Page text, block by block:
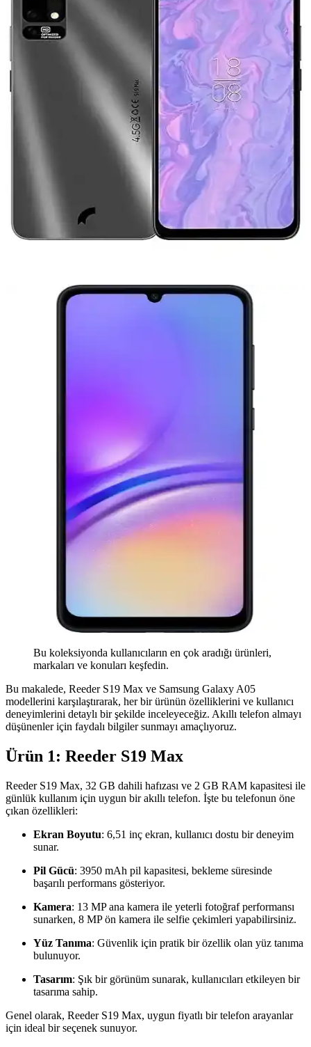
Bu koleksiyonda kullanıcıların en çok aradığı ürünleri,
markaları ve konuları keşfedin.
Bu makalede, Reeder S19 Max ve Samsung Galaxy A05
modellerini karşılaştırarak, her bir ürünün özelliklerini ve kullanıcı
deneyimlerini detaylı bir şekilde inceleyeceğiz. Akıllı telefon almayı
düşünenler için faydalı bilgiler sunmayı amaçlıyoruz.
Ürün 1: Reeder S19 Max
Reeder S19 Max, 32 GB dahili hafızası ve 2 GB RAM kapasitesi ile
günlük kullanım için uygun bir akıllı telefon. İşte bu telefonun öne
çıkan özellikleri:
Ekran Boyutu: 6,51 inç ekran, kullanıcı dostu bir deneyim
sunar.
Pil Gücü: 3950 mAh pil kapasitesi, bekleme süresinde
başarılı performans gösteriyor.
Kamera: 13 MP ana kamera ile yeterli fotoğraf performansı
sunarken, 8 MP ön kamera ile selfie çekimleri yapabilirsiniz.
Yüz Tanıma: Güvenlik için pratik bir özellik olan yüz tanıma
bulunuyor.
Tasarım: Şık bir görünüm sunarak, kullanıcıları etkileyen bir
tasarıma sahip.
Genel olarak, Reeder S19 Max, uygun fiyatlı bir telefon arayanlar
için ideal bir seçenek sunuyor.